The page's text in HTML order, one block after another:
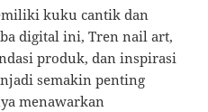
kuku cantik dan
digital ini, Tren nail art,
produk, dan inspirasi
semakin penting
menawarkan